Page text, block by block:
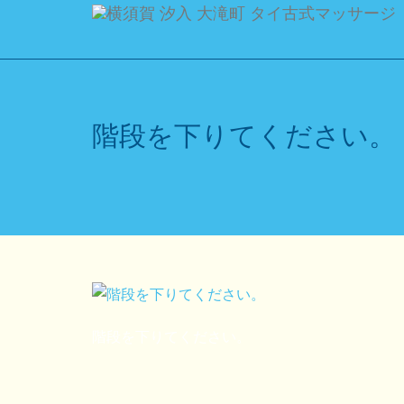
階段を下りてください。
ご予約